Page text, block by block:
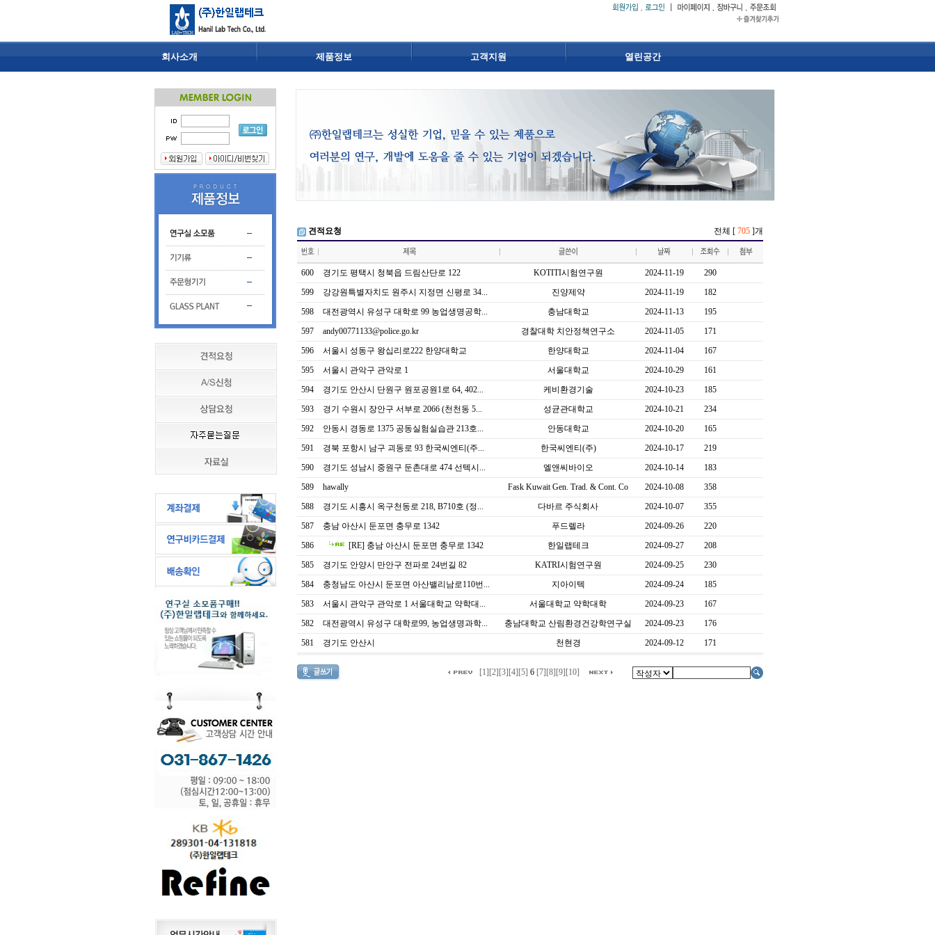
회사소개 제품정보 고객지원 열린공간
견적요청 전체 [ 705 ]개
600 경기도 평택시 청북읍 드림산단로 122 KOTITI시험연구원 2024-11-19
290
599
강강원특별자치도 원주시 지정면 신평로 34... 진양제약 2024-11-19
182
598
대전광역시 유성구 대학로 99 농업생명공학... 충남대학교 2024-11-13
195
597
andy00771133@police.go.kr 경찰대학 치안정책연구소 2024-11-05
171
596
서울시 성동구 왕십리로222 한양대학교 한양대학교 2024-11-04
167
595
서울시 관악구 관악로 1 서울대학교 2024-10-29
161
594
경기도 안산시 단원구 원포공원1로 64, 402... 케비환경기술 2024-10-23
185
593
경기 수원시 장안구 서부로 2066 (천천동 5... 성균관대학교 2024-10-21
234
592
안동시 경동로 1375 공동실험실습관 213호... 안동대학교 2024-10-20
165
591
경북 포항시 남구 괴동로 93 한국씨엔티(주... 한국씨엔티(주) 2024-10-17
219
590
경기도 성남시 중원구 둔촌대로 474 선텍시... 엘앤씨바이오 2024-10-14
183
589
hawally Fask Kuwait Gen. Trad. & Cont. Co 2024-10-08
358
588
경기도 시흥시 옥구천동로 218, B710호 (정... 다바르 주식회사 2024-10-07
355
587
충남 아산시 둔포면 충무로 1342 푸드렐라 2024-09-26
220
586
[RE] 충남 아산시 둔포면 충무로 1342 한일랩테크 2024-09-27
208
585
경기도 안양시 만안구 전파로 24번길 82 KATRI시험연구원 2024-09-25
230
584
충청남도 아산시 둔포면 아산밸리남로110번... 지아이텍 2024-09-24
185
583
서울시 관악구 관악로 1 서울대학교 약학대... 서울대학교 약학대학 2024-09-23
167
582
대전광역시 유성구 대학로99, 농업생명과학... 충남대학교 산림환경건강학연구실 2024-09-23
176
581
경기도 안산시 천현경 2024-09-12 171
[1] [2] [3] [4] [5] 6 [7] [8] [9] [10]